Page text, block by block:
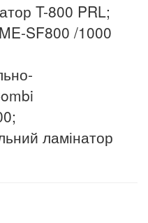
T-800 PRL;
SF800 /1000
ламінатор